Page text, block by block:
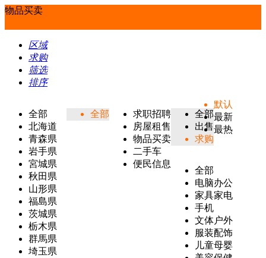
物品买卖
区域
求购
筛选
排序
全部
北海道
青森県
岩手県
宮城県
秋田県
山形県
福島県
茨城県
栃木県
群馬県
埼玉県
全部
求职招聘
房屋租售
物品买卖
二手车
便民信息
全部
出售
求购
全部
电脑办公
家具家电
手机
文体户外
服装配饰
儿童母婴
默认
最新
最热